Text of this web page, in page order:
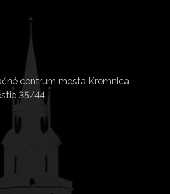
centrum mesta Kremnica
35/44